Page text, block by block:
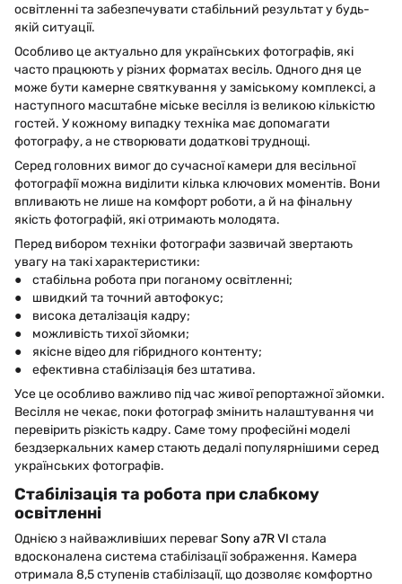
освітленні та забезпечувати стабільний результат у будь-
якій ситуації.
Особливо це актуально для українських фотографів, які
часто працюють у різних форматах весіль. Одного дня це
може бути камерне святкування у заміському комплексі, а
наступного масштабне міське весілля із великою кількістю
гостей. У кожному випадку техніка має допомагати
фотографу, а не створювати додаткові труднощі.
Серед головних вимог до сучасної камери для весільної
фотографії можна виділити кілька ключових моментів. Вони
впливають не лише на комфорт роботи, а й на фінальну
якість фотографій, які отримають молодята.
Перед вибором техніки фотографи зазвичай звертають
увагу на такі характеристики:
● стабільна робота при поганому освітленні;
● швидкий та точний автофокус;
● висока деталізація кадру;
● можливість тихої зйомки;
● якісне відео для гібридного контенту;
● ефективна стабілізація без штатива.
Усе це особливо важливо під час живої репортажної зйомки.
Весілля не чекає, поки фотограф змінить налаштування чи
перевірить різкість кадру. Саме тому професійні моделі
бездзеркальних камер стають дедалі популярнішими серед
українських фотографів.
Стабілізація та робота при слабкому
освітленні
Однією з найважливіших перевагSony a7R VI стала
вдосконалена система стабілізації зображення. Камера
отримала 8,5 ступенів стабілізації, що дозволяє комфортно